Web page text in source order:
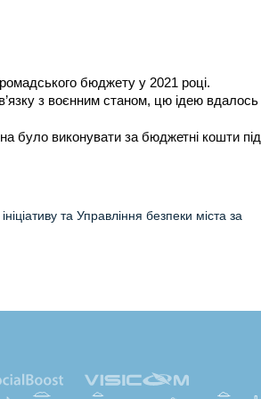
бюджету у 2021 році.
з воєнним станом, цю ідею вдалось
було виконувати за бюджетні кошти під
та Управління безпеки міста за